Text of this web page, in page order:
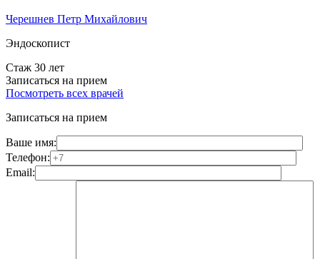
Черешнев Петр Михайлович
Эндоскопист
Стаж 30 лет
Записаться на прием
Посмотреть всех врачей
Записаться на прием
Ваше имя:
Телефон:
Email: